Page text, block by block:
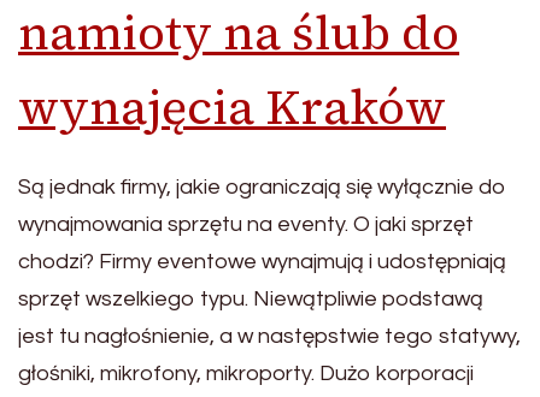
namioty na ślub do
wynajęcia Kraków
Są jednak firmy, jakie ograniczają się wyłącznie do
wynajmowania sprzętu na eventy. O jaki sprzęt
chodzi? Firmy eventowe wynajmują i udostępniają
sprzęt wszelkiego typu. Niewątpliwie podstawą
jest tu nagłośnienie, a w następstwie tego statywy,
głośniki, mikrofony, mikroporty. Dużo korporacji